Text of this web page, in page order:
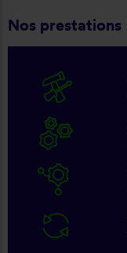
Nos prestations